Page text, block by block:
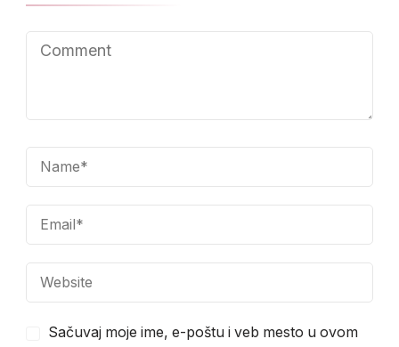
Sačuvaj moje ime, e-poštu i veb mesto u ovom